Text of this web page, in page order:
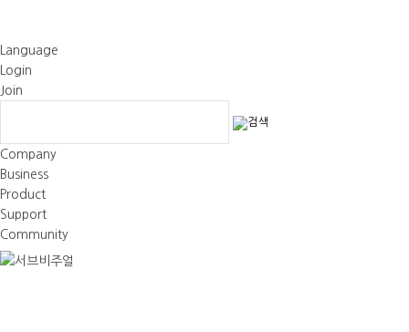
Language
Login
Join
Company
Business
Product
Support
Community